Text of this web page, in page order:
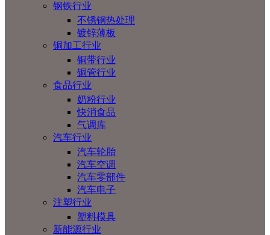
钢铁行业
不锈钢热处理
镀锌薄板
铜加工行业
铜带行业
铜管行业
食品行业
奶粉行业
快消食品
气调库
汽车行业
汽车轮胎
汽车空调
汽车零部件
汽车电子
注塑行业
塑料模具
新能源行业